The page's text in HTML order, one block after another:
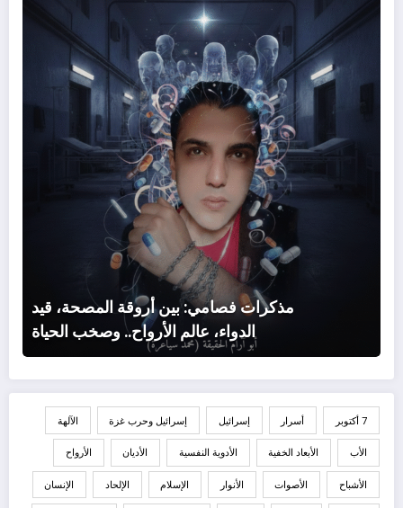
مذكرات فصامي: بين أروقة المصحة، قيد
الدواء، عالم الأرواح.. وصخب الحياة
7 أكتوبر أسرار إسرائيل إسرائيل وحرب غزة الآلهة
الأب الأبعاد الخفية الأدوية النفسية الأديان الأرواح
الأشباح الأصوات الأنوار الإسلام الإلحاد الإنسان